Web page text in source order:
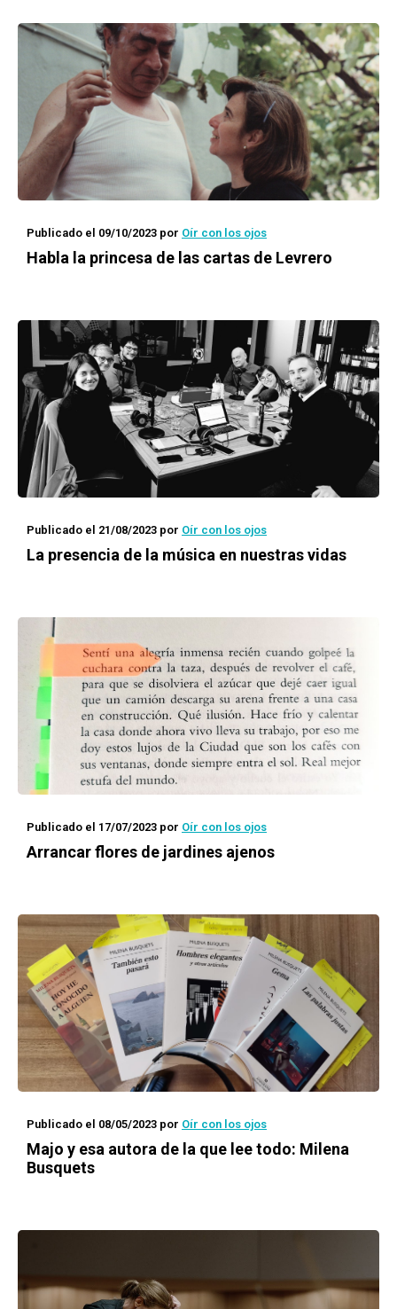
Publicado el 09/10/2023 por Oír con los ojos
Habla la princesa de las cartas de Levrero
Publicado el 21/08/2023 por Oír con los ojos
La presencia de la música en nuestras vidas
Publicado el 17/07/2023 por Oír con los ojos
Arrancar flores de jardines ajenos
Publicado el 08/05/2023 por Oír con los ojos
Majo y esa autora de la que lee todo: Milena
Busquets